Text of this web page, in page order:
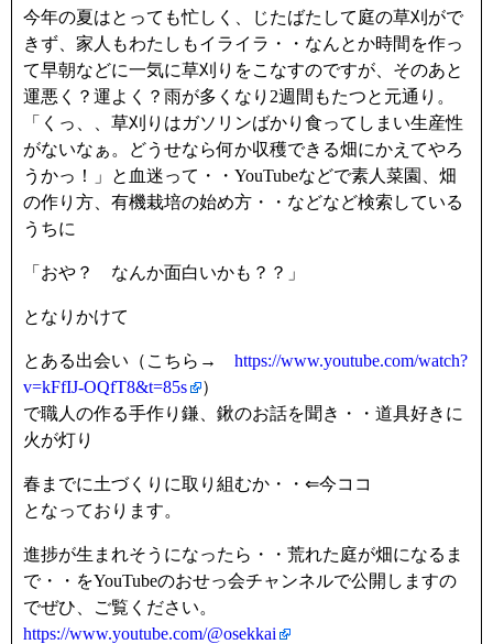
今年の夏はとっても忙しく、じたばたして庭の草刈がで
きず、家人もわたしもイライラ・・なんとか時間を作っ
て早朝などに一気に草刈りをこなすのですが、そのあと
運悪く？運よく？雨が多くなり2週間もたつと元通り。
「くっ、、草刈りはガソリンばかり食ってしまい生産性
がないなぁ。どうせなら何か収穫できる畑にかえてやろ
うかっ！」と血迷って・・YouTubeなどで素人菜園、畑
の作り方、有機栽培の始め方・・などなど検索している
うちに
「おや？ なんか面白いかも？？」
となりかけて
とある出会い（こちら→ https://www.youtube.com/watch?
v=kFfIJ-OQfT8&t=85s
）
で職人の作る手作り鎌、鍬のお話を聞き・・道具好きに
火が灯り
春までに土づくりに取り組むか・・⇐今ココ
となっております。
進捗が生まれそうになったら・・荒れた庭が畑になるま
で・・をYouTubeのおせっ会チャンネルで公開しますの
でぜひ、ご覧ください。
https://www.youtube.com/@osekkai